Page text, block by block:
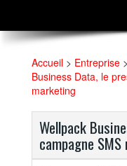
Accueil > Entreprise >
Business Data, le
marketing
Wellpack
campagne